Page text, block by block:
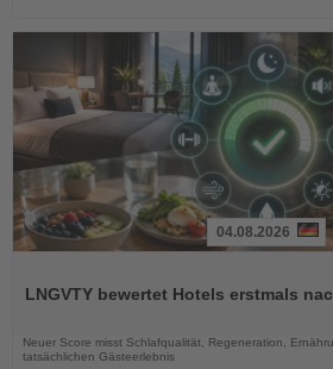
die
04.08.2026
LNGVTY bewertet Hotels erstmals
Neuer Score misst Schlafqualität, Regeneration,
tatsächlichen Gästeerlebnis